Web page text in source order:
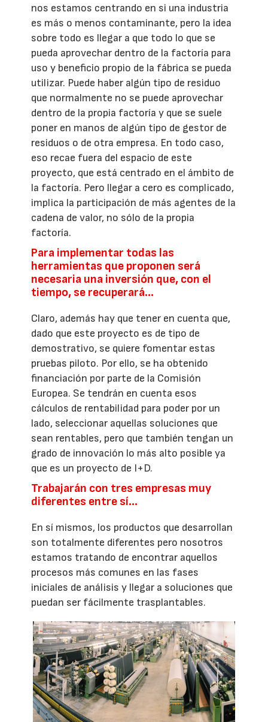
nos estamos centrando en si una industria
es más o menos contaminante, pero la idea
sobre todo es llegar a que todo lo que se
pueda aprovechar dentro de la factoría para
uso y beneficio propio de la fábrica se pueda
utilizar. Puede haber algún tipo de residuo
que normalmente no se puede aprovechar
dentro de la propia factoría y que se suele
poner en manos de algún tipo de gestor de
residuos o de otra empresa. En todo caso,
eso recae fuera del espacio de este
proyecto, que está centrado en el ámbito de
la factoría. Pero llegar a cero es complicado,
implica la participación de más agentes de la
cadena de valor, no sólo de la propia
factoría.
Para implementar todas las
herramientas que proponen será
necesaria una inversión que, con el
tiempo, se recuperará…
Claro, además hay que tener en cuenta que,
dado que este proyecto es de tipo de
demostrativo, se quiere fomentar estas
pruebas piloto. Por ello, se ha obtenido
financiación por parte de la Comisión
Europea. Se tendrán en cuenta esos
cálculos de rentabilidad para poder por un
lado, seleccionar aquellas soluciones que
sean rentables, pero que también tengan un
grado de innovación lo más alto posible ya
que es un proyecto de I+D.
Trabajarán con tres empresas muy
diferentes entre sí...
En sí mismos, los productos que desarrollan
son totalmente diferentes pero nosotros
estamos tratando de encontrar aquellos
procesos más comunes en las fases
iniciales de análisis y llegar a soluciones que
puedan ser fácilmente trasplantables.